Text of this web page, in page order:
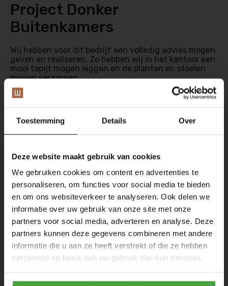
Toestemming Details Over
Deze website maakt gebruik van cookies
We gebruiken cookies om content en advertenties te
personaliseren, om functies voor social media te bieden
en om ons websiteverkeer te analyseren. Ook delen we
informatie over uw gebruik van onze site met onze
partners voor social media, adverteren en analyse. Deze
partners kunnen deze gegevens combineren met andere
informatie die u aan ze heeft verstrekt of die ze hebben
verzameld op basis van uw gebruik van hun services.
Project Donker
Buitenkamers
Wij hebben voor dit bedrijf een volledig advies mogen
geven en realiseren. Zo hebben wij in het kantoor een
mooi tapijt mogen leggen en de planten en stoelen
mogen verzorgen.
Ook hebben wij de trap opnieuw bekleed met tapijt en